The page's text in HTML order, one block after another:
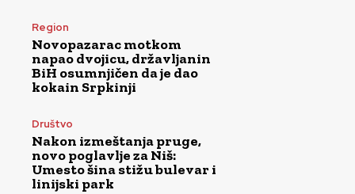
Region
Novopazarac motkom
napao dvojicu, državljanin
BiH osumnjičen da je dao
kokain Srpkinji
Društvo
Nakon izmeštanja pruge,
novo poglavlje za Niš:
Umesto šina stižu bulevar i
linijski park